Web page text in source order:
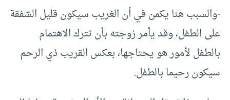
-والسبب هنا يكمن في أن الغريب سيكون قليل الشفقة
على الطفل، وقد يأمر زوجته بأن تترك الاهتمام
بالطفل لأمور هو يحتاجها، بعكس القريب ذي الرحم
سيكون رحيما بالطفل.